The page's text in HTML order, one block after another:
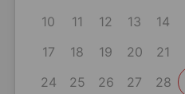
10
11 12 13 14
17
18 19 20 21
24
25 26 27 28